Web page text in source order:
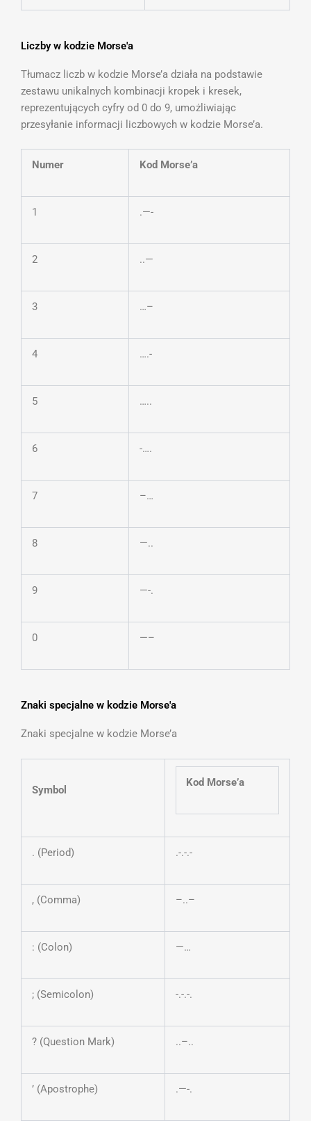
Liczby w kodzie Morse'a
Tłumacz liczb w kodzie Morse’a działa na podstawie
zestawu unikalnych kombinacji kropek i kresek,
reprezentujących cyfry od 0 do 9, umożliwiając
przesyłanie informacji liczbowych w kodzie Morse’a.
Numer Kod Morse’a
1 .—-
2 ..—
3 …–
4 ….-
5 …..
6 -….
7 –…
8 —..
9 —-.
0 —–
Znaki specjalne w kodzie Morse'a
Znaki specjalne w kodzie Morse’a
Symbol
Kod Morse’a
. (Period) .-.-.-
, (Comma) –..–
: (Colon) —…
; (Semicolon) -.-.-.
? (Question Mark) ..–..
’ (Apostrophe) .—-.